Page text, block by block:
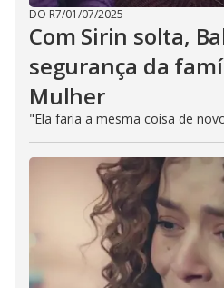
DO R7/01/07/2025
Com Sirin solta,
segurança da
Mulher
"Ela faria a mesma coisa de